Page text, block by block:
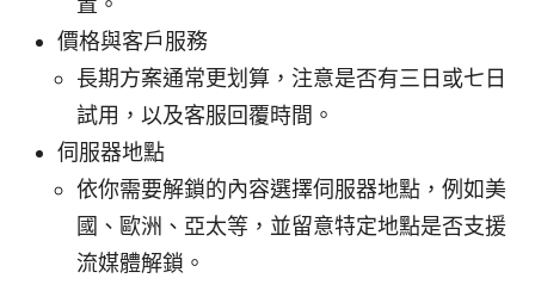
價格與客戶服務
長期方案通常更划算，注意是否有三日或七日
試用，以及客服回覆時間。
伺服器地點
依你需要解鎖的內容選擇伺服器地點，例如美
國、歐洲、亞太等，並留意特定地點是否支援
流媒體解鎖。